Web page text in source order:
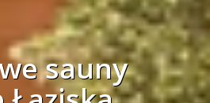
sauny